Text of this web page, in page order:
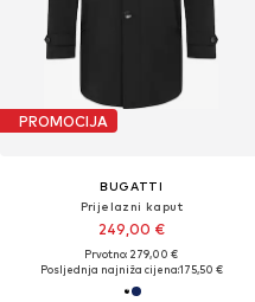
PROMOCIJA
BUGATTI
Prijelazni kaput
249,00 €
Prvotno: 279,00 €
Posljednja najniža cijena:175,50 €